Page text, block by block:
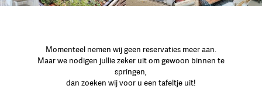
Momenteel nemen wij geen reservaties meer aan.
Maar we nodigen jullie zeker uit om gewoon binnen te
springen,
dan zoeken wij voor u een tafeltje uit!